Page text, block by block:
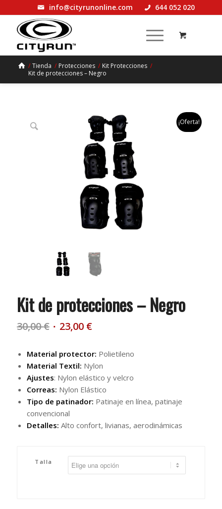
info@cityrunonline.com 644 052 020
/ Tienda / Protecciones / Kit Protecciones /
Kit de protecciones – Negro
¡Oferta!
Kit de protecciones – Negro
30,00€ El
original
era:
30,00 €.
23,00 €El
actual
es:
23,00 €.
Material protector: Polietileno
Material Textil: Nylon
Ajustes: Nylon elástico y velcro
Correas: Nylon Elástico
Tipo de patinador: Patinaje en línea, patinaje
convencional
Detalles: Alto confort, livianas, aerodinámicas
Talla